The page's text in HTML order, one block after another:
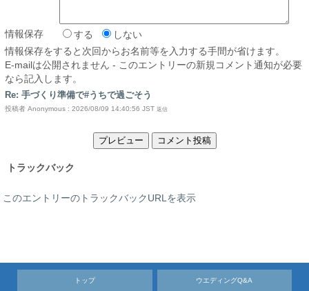
情報保存 する
しない
情報保存をすると次回からお名前等を入力する手間が省けます。
E-mailは公開されません - このエントリーの新規コメント通知が必要
なら記入します。
Re: 手づくり準備で#うちで過ごそう
投稿者 Anonymous : 2026/08/09 14:40:56 JST 返信
トラックバック
このエントリーのトラックバックURLを表示
トップ ウエディングQ&A